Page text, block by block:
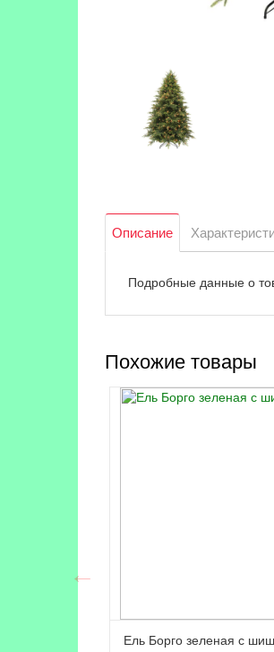
Описание
Подробные данные о
Похожие товары
Ель Борго зеленая с